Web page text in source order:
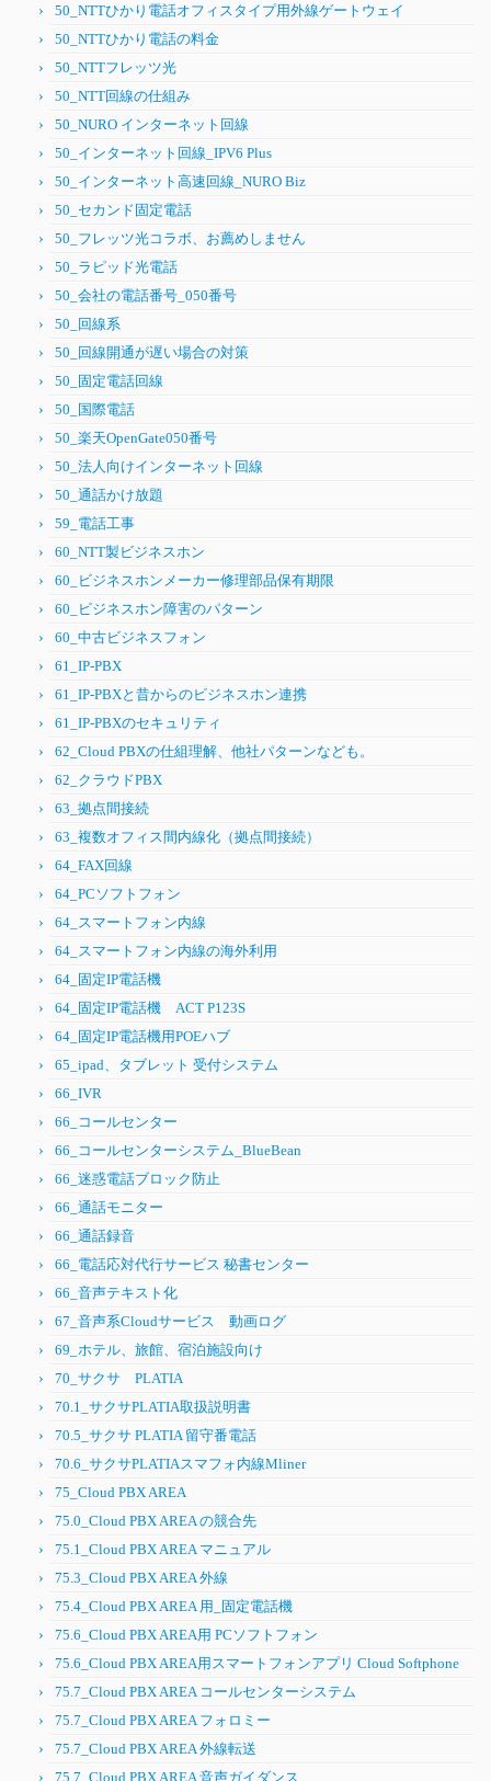
50_NTTひかり電話オフィスタイプ用外線ゲートウェイ
50_NTTひかり電話の料金
50_NTTフレッツ光
50_NTT回線の仕組み
50_NURO インターネット回線
50_インターネット回線_IPV6 Plus
50_インターネット高速回線_NURO Biz
50_セカンド固定電話
50_フレッツ光コラボ、お薦めしません
50_ラピッド光電話
50_会社の電話番号_050番号
50_回線系
50_回線開通が遅い場合の対策
50_固定電話回線
50_国際電話
50_楽天OpenGate050番号
50_法人向けインターネット回線
50_通話かけ放題
59_電話工事
60_NTT製ビジネスホン
60_ビジネスホンメーカー修理部品保有期限
60_ビジネスホン障害のパターン
60_中古ビジネスフォン
61_IP-PBX
61_IP-PBXと昔からのビジネスホン連携
61_IP-PBXのセキュリティ
62_Cloud PBXの仕組理解、他社パターンなども。
62_クラウドPBX
63_拠点間接続
63_複数オフィス間内線化（拠点間接続）
64_FAX回線
64_PCソフトフォン
64_スマートフォン内線
64_スマートフォン内線の海外利用
64_固定IP電話機
64_固定IP電話機 ACT P123S
64_固定IP電話機用POEハブ
65_ipad、タブレット 受付システム
66_IVR
66_コールセンター
66_コールセンターシステム_BlueBean
66_迷惑電話ブロック防止
66_通話モニター
66_通話録音
66_電話応対代行サービス 秘書センター
66_音声テキスト化
67_音声系Cloudサービス 動画ログ
69_ホテル、旅館、宿泊施設向け
70_サクサ PLATIA
70.1_サクサPLATIA取扱説明書
70.5_サクサ PLATIA 留守番電話
70.6_サクサPLATIAスマフォ内線Mliner
75_Cloud PBX AREA
75.0_Cloud PBX AREA の競合先
75.1_Cloud PBX AREA マニュアル
75.3_Cloud PBX AREA 外線
75.4_Cloud PBX AREA 用_固定電話機
75.6_Cloud PBX AREA用 PCソフトフォン
75.6_Cloud PBX AREA用スマートフォンアプリ Cloud Softphone
75.7_Cloud PBX AREA コールセンターシステム
75.7_Cloud PBX AREA フォロミー
75.7_Cloud PBX AREA 外線転送
75.7_Cloud PBX AREA 音声ガイダンス